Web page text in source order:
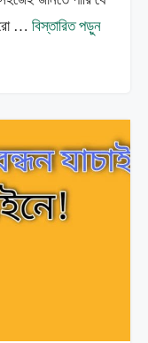
… বিস্তারিত পড়ুন